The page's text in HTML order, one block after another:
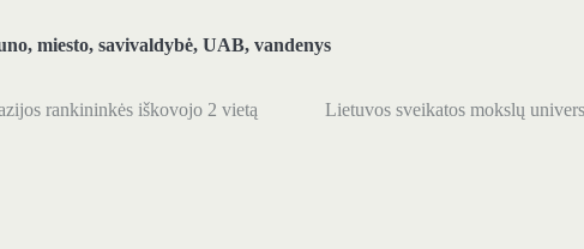
, miesto, savivaldybė, UAB, vandenys
rankininkės iškovojo 2 vietą
Lietuvos sveikatos mokslų